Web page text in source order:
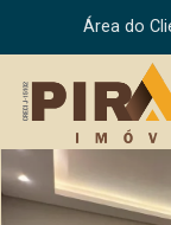
Área do